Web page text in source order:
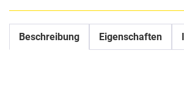
Beschreibung Eigenschaften